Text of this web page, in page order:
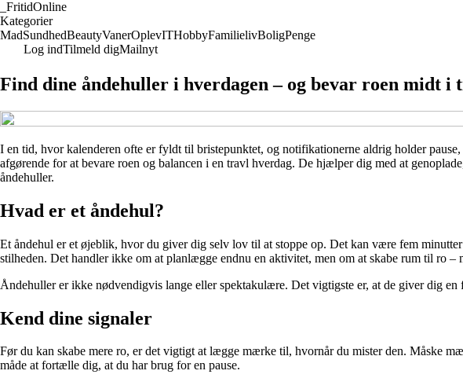
FritidOnline
Kategorier
MadSundhedBeautyVanerOplevITHobbyFamilielivBoligPenge
Log indTilmeld digMailnyt
Find dine åndehuller i hverdagen – og bevar roen midt i
I en tid, hvor kalenderen ofte er fyldt til bristepunktet, og notifikationerne aldrig holder
afgørende for at bevare roen og balancen i en travl hverdag. De hjælper dig med at
åndehuller.
Hvad er et åndehul?
Et åndehul er et øjeblik, hvor du giver dig selv lov til at stoppe op. Det kan være fem
stilheden. Det handler ikke om at planlægge endnu en aktivitet, men om at skabe rum til ro –
Åndehuller er ikke nødvendigvis lange eller spektakulære. Det vigtigste er, at de giver dig
Kend dine signaler
Før du kan skabe mere ro, er det vigtigt at lægge mærke til, hvornår du mister den. Måske
måde at fortælle dig, at du har brug for en pause.